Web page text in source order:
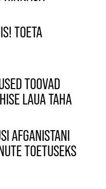
TOETA
TOOVAD
LAUA TAHA
AFGANISTANI
TOETUSEKS